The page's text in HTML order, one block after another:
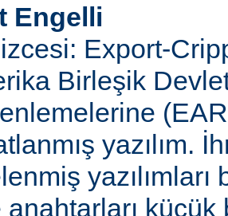
Engelli
Export-
Birleşik
yazılım.
anahtarları